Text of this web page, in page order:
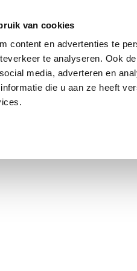
van cookies
content en advertenties te
te analyseren. Ook
media, adverteren en
die u aan ze heeft